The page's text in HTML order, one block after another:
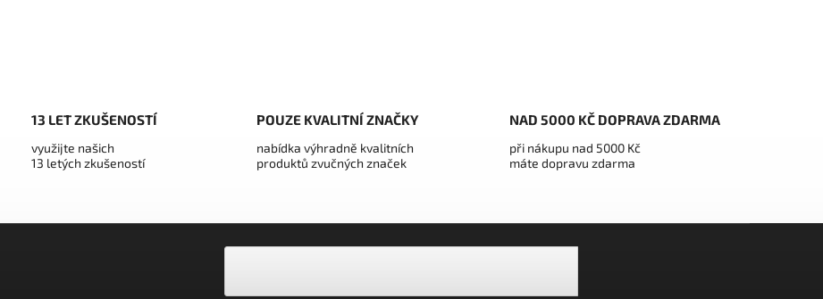
13 LET ZKUŠENOSTÍ
využijte našich
13 letých zkušeností
POUZE KVALITNÍ ZNAČKY
nabídka výhradně kvalitních
produktů zvučných značek
NAD 5000 KČ DOPRAVA ZDARMA
při nákupu nad 5000 Kč
máte dopravu zdarma